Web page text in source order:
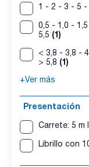
1 - 2 - 3 - 5
0,5 - 1,0 -
5,5 (1)
< 3,8 - 3,8 -
> 5,8 (1)
+Ver más
Presentación
Carrete: 5 m
Librillo con